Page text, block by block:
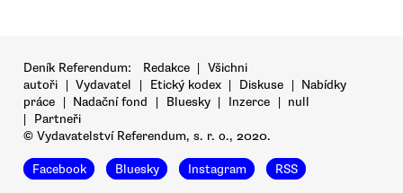
Deník Referendum: Redakce | Všichni
autoři | Vydavatel | Etický kodex | Diskuse | Nabídky
práce | Nadační fond | Bluesky | Inzerce | null
|
Partneři
© Vydavatelství Referendum, s. r. o., 2020.
Facebook Bluesky Instagram RSS